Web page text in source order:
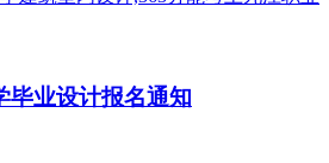
毕业设计报名通知